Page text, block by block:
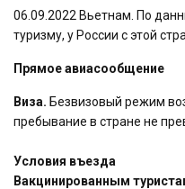
06.09.2022 Вьетнам. По
туризму, у России с этой
Прямое авиасообщение
Виза. Безвизовый режим
пребывание в стране не
Условия въезда
Вакцинированным